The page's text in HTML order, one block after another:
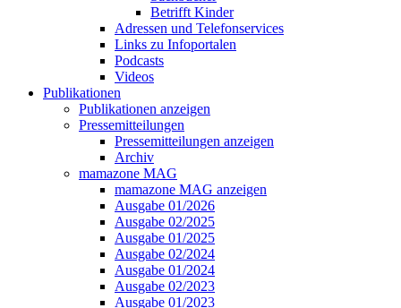
Betrifft Kinder
Adressen und Telefonservices
Links zu Infoportalen
Podcasts
Videos
Publikationen
Publikationen anzeigen
Pressemitteilungen
Pressemitteilungen anzeigen
Archiv
mamazone MAG
mamazone MAG anzeigen
Ausgabe 01/2026
Ausgabe 02/2025
Ausgabe 01/2025
Ausgabe 02/2024
Ausgabe 01/2024
Ausgabe 02/2023
Ausgabe 01/2023